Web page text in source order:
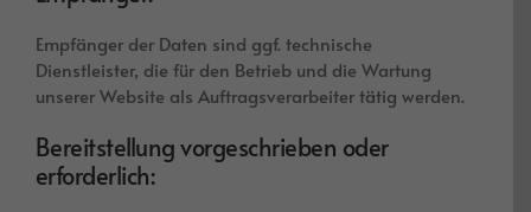
Empfänger der Daten sind ggf. technische
Dienstleister, die für den Betrieb und die Wartung
unserer Website als Auftragsverarbeiter tätig werden.
Bereitstellung vorgeschrieben oder
erforderlich: